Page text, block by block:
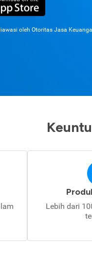
oleh Otoritas Jasa
Lebih dari